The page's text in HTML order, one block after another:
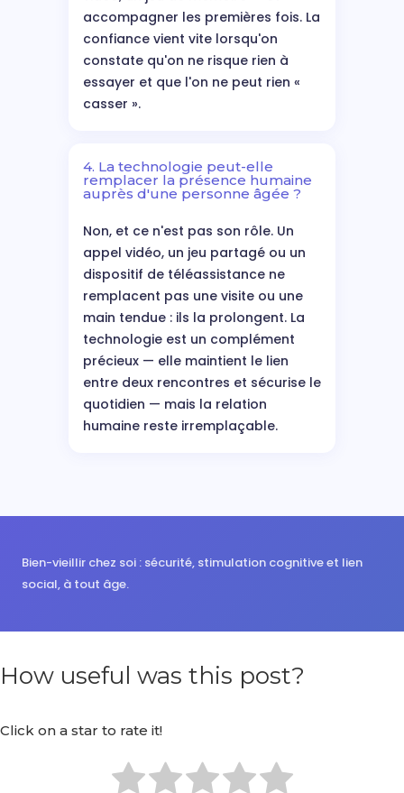
accompagner les premières fois. La
confiance vient vite lorsqu'on
constate qu'on ne risque rien à
essayer et que l'on ne peut rien «
casser ».
4. La technologie peut-elle
remplacer la présence humaine
auprès d'une personne âgée ?
Non, et ce n'est pas son rôle. Un
appel vidéo, un jeu partagé ou un
dispositif de téléassistance ne
remplacent pas une visite ou une
main tendue : ils la prolongent. La
technologie est un complément
précieux — elle maintient le lien
entre deux rencontres et sécurise le
quotidien — mais la relation
humaine reste irremplaçable.
Bien-vieillir chez soi : sécurité, stimulation cognitive et lien
social, à tout âge.
How useful was this post?
Click on a star to rate it!